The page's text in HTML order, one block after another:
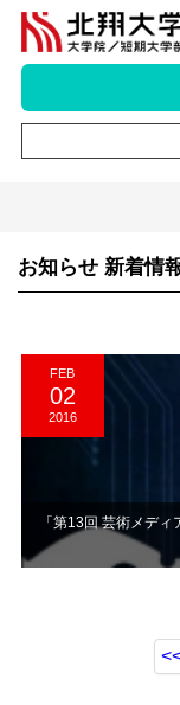
お知らせ 新着情
FEB
02
2016
「第13回 芸術メデ